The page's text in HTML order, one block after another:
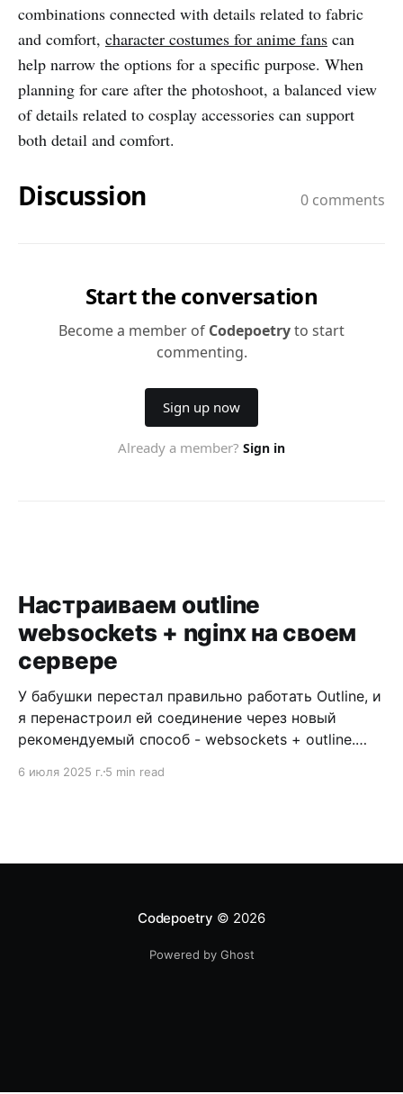
combinations connected with details related to fabric
and comfort, character costumes for anime fans can
help narrow the options for a specific purpose. When
planning for care after the photoshoot, a balanced view
of details related to cosplay accessories can support
both detail and comfort.
Настраиваем outline
websockets + nginx на своем
сервере
У бабушки перестал правильно работать Outline, и
я перенастроил ей соединение через новый
рекомендуемый способ - websockets + outline.
пререквизит в том, чтобы поднять полноценный
6 июля 2025 г. 5 min read
Codepoetry © 2026
Powered by Ghost